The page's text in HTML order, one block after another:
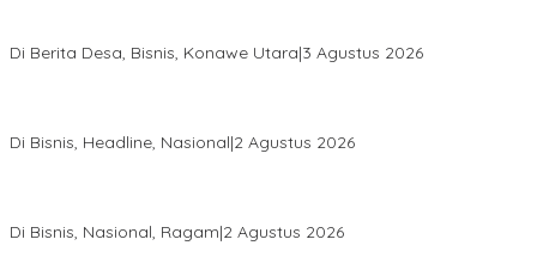
Di Berita Desa, Bisnis, Konawe Utara|3 Agustus 2026
Di Bisnis, Headline, Nasional|2 Agustus 2026
Di Bisnis, Nasional, Ragam|2 Agustus 2026